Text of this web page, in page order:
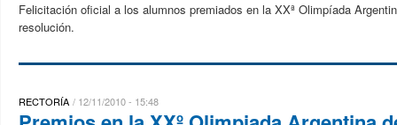
Felicitación oficial a los alumnos premiados en la XXª Olimpíada
resolución.
RECTORÍA 12/11/2010 - 15:48